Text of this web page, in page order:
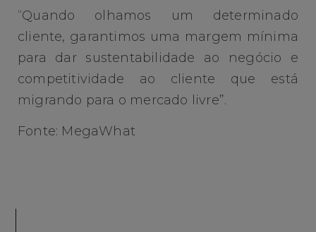
“Quando olhamos um determinado
cliente, garantimos uma margem mínima
para dar sustentabilidade ao negócio e
competitividade ao cliente que está
migrando para o mercado livre”.
Fonte: MegaWhat